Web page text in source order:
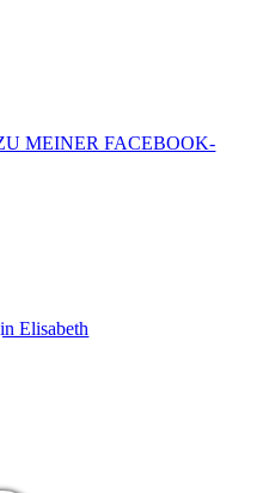
MEINER FACEBOOK-
Elisabeth